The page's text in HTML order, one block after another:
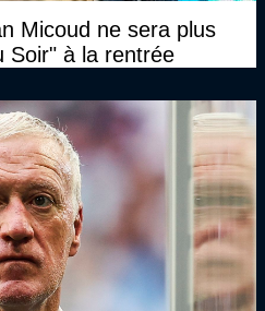
Micoud ne sera plus
Soir" à la rentrée